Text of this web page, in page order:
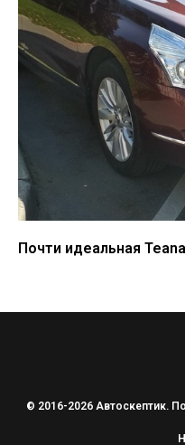
Почти идеальная
© 2016-2026 Автоскептик.